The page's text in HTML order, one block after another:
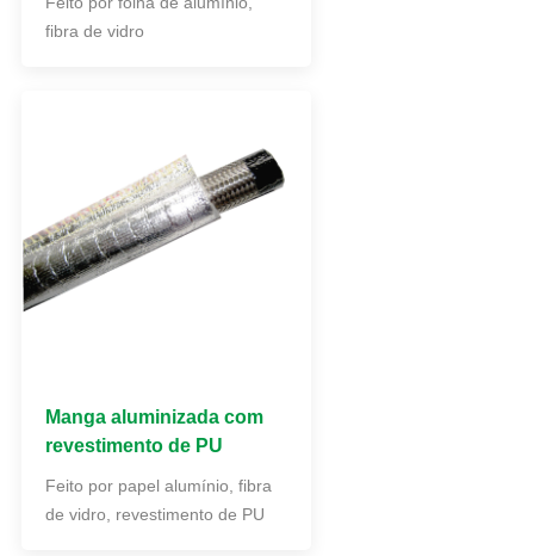
fibra de vidro
Manga aluminizada com
revestimento de PU
Feito por papel alumínio, fibra
de vidro, revestimento de PU